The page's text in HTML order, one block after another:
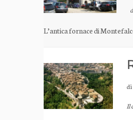
L’antica fornace di
di
Il